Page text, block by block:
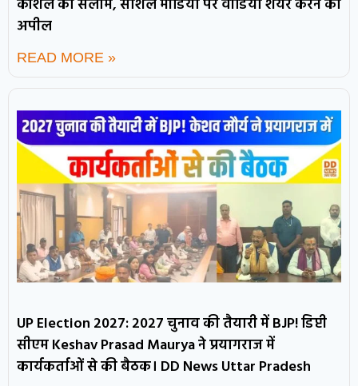
कौशल को सलाम, सोशल मीडिया पर वीडियो शेयर करने की
अपील
READ MORE »
UP Election 2027: 2027 चुनाव की तैयारी में BJP! डिप्टी
सीएम Keshav Prasad Maurya ने प्रयागराज में
कार्यकर्ताओं से की बैठक। DD News Uttar Pradesh